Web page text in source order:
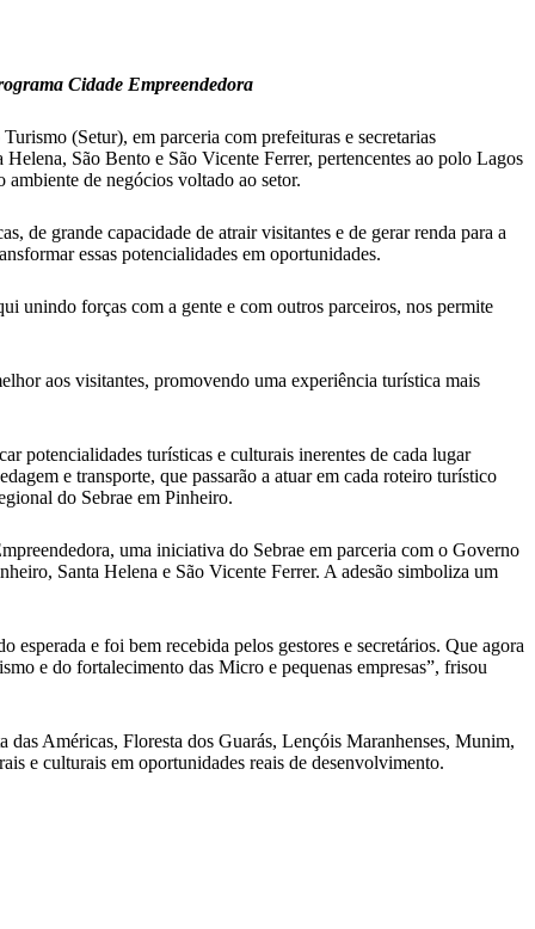
Cidade Empreendedora
(Setur), em parceria com prefeituras e secretarias
São Bento e São Vicente Ferrer, pertencentes ao polo Lagos
de negócios voltado ao setor.
de grande capacidade de atrair visitantes e de gerar renda para a
essas potencialidades em oportunidades.
unindo forças com a gente e com outros parceiros, nos permite
aos visitantes, promovendo uma experiência turística mais
potencialidades turísticas e culturais inerentes de cada lugar
e transporte, que passarão a atuar em cada roteiro turístico
do Sebrae em Pinheiro.
uma iniciativa do Sebrae em parceria com o Governo
Santa Helena e São Vicente Ferrer. A adesão simboliza um
e foi bem recebida pelos gestores e secretários. Que agora
e do fortalecimento das Micro e pequenas empresas”, frisou
Américas, Floresta dos Guarás, Lençóis Maranhenses, Munim,
e culturais em oportunidades reais de desenvolvimento.